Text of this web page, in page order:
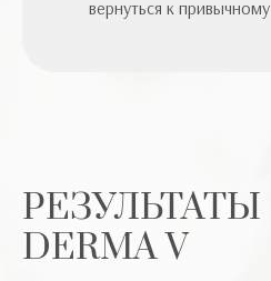
вернуться к
РЕЗУЛЬТАТЫ
DERMA V